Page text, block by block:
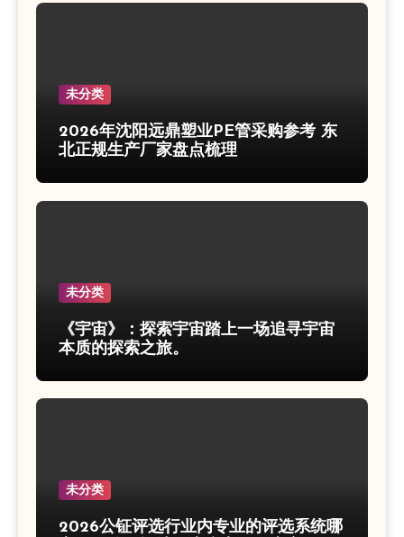
未分类
2026年沈阳远鼎塑业PE管采购参考 东
北正规生产厂家盘点梳理
未分类
《宇宙》：探索宇宙踏上一场追寻宇宙
本质的探索之旅。
未分类
2026公钲评选行业内专业的评选系统哪